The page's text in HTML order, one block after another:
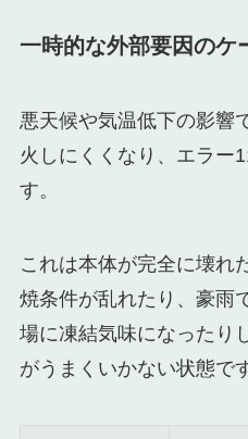
一時的な外部要因のケ
悪天候や気温低下の影響
火しにくくなり、エラー
す。
これは本体が完全に壊れ
焼条件が乱れたり、豪雨
場に凍結気味になったり
がうまくいかない状態で